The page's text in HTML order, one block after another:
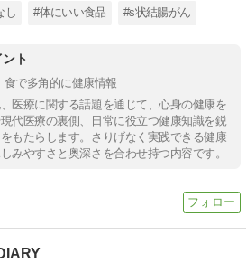
し #体にいい食品 #s状結腸がん
ト
食で多角的に健康情報
医療に関する話題を通じて、心身の健康を
代医療の裏側、日常に役立つ健康知識を鋭
もたらします。さりげなく実践できる健康
みやすさと奥深さを合わせ持つ内容です。